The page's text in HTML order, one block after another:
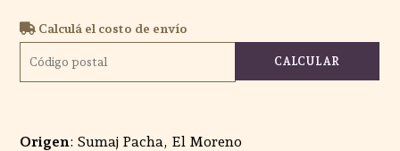
Calculá el costo de envío
CALCULAR
Origen: Sumaj Pacha, El Moreno